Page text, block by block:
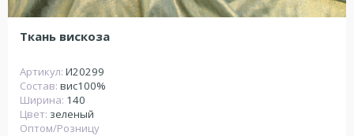
Ткань вискоза
Артикул: И20299
Состав: вис100%
Ширина: 140
Цвет: зеленый
Оптом/Розницу